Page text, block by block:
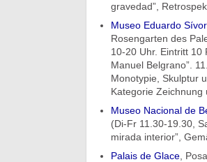
gravedad”,
Museo Eduardo
Rosengarten des
10-20 Uhr. Eintritt 10
Manuel Belgrano”.
Monotypie, Skulptur
Kategorie Zeichnung
Museo Nacional de
(Di-Fr 11.30-19.30,
mirada interior”,
Palais de Glace,